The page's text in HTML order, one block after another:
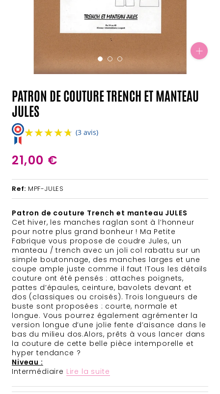
PATRON DE COUTURE TRENCH ET MANTEAU
JULES
★★★★★
★★★★★ (3 avis)
21,00 €
Ref: MPF-JULES
Patron de couture Trench et manteau JULES
Cet hiver, les manches raglan sont à l’honneur
pour notre plus grand bonheur ! Ma Petite
Fabrique vous propose de coudre Jules, un
manteau / trench avec un joli col rabattu sur un
simple boutonnage, des manches larges et une
coupe ample juste comme il faut !Tous les détails
couture ont été pensés : attaches poignets,
pattes d’épaules, ceinture, bavolets devant et
dos (classiques ou croisés). Trois longueurs de
buste sont proposées : courte, normale et
longue. Vous pourrez également agrémenter la
version longue d’une jolie fente d’aisance dans le
bas du milieu dos.Alors, prêts à vous lancer dans
la couture de cette belle pièce intemporelle et
hyper tendance ?
Niveau :
Intermédiaire Lire la suite